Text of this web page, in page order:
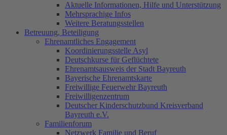
Aktuelle Informationen, Hilfe und Unterstützung
Mehrsprachige Infos
Weitere Beratungsstellen
Betreuung, Beteiligung
Ehrenamtliches Engagement
Koordinierungsstelle Asyl
Deutschkurse für Geflüchtete
Ehrenamtsausweis der Stadt Bayreuth
Bayerische Ehrenamtskarte
Freiwillige Feuerwehr Bayreuth
Freiwilligenzentrum
Deutscher Kinderschutzbund Kreisverband
Bayreuth e.V.
Familienforum
Netzwerk Familie und Beruf